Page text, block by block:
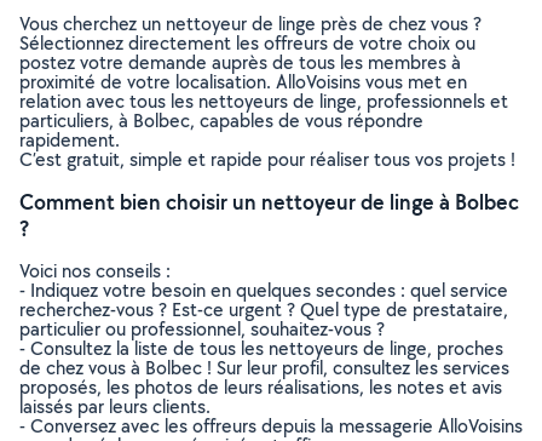
Vous cherchez un nettoyeur de linge près de chez vous ?
Sélectionnez directement les offreurs de votre choix ou
postez votre demande auprès de tous les membres à
proximité de votre localisation. AlloVoisins vous met en
relation avec tous les nettoyeurs de linge, professionnels et
particuliers, à Bolbec, capables de vous répondre
rapidement.
C’est gratuit, simple et rapide pour réaliser tous vos projets !
Comment bien choisir un nettoyeur de linge à Bolbec
?
Voici nos conseils :
- Indiquez votre besoin en quelques secondes : quel service
recherchez-vous ? Est-ce urgent ? Quel type de prestataire,
particulier ou professionnel, souhaitez-vous ?
- Consultez la liste de tous les nettoyeurs de linge, proches
de chez vous à Bolbec ! Sur leur profil, consultez les services
proposés, les photos de leurs réalisations, les notes et avis
laissés par leurs clients.
- Conversez avec les offreurs depuis la messagerie AlloVoisins